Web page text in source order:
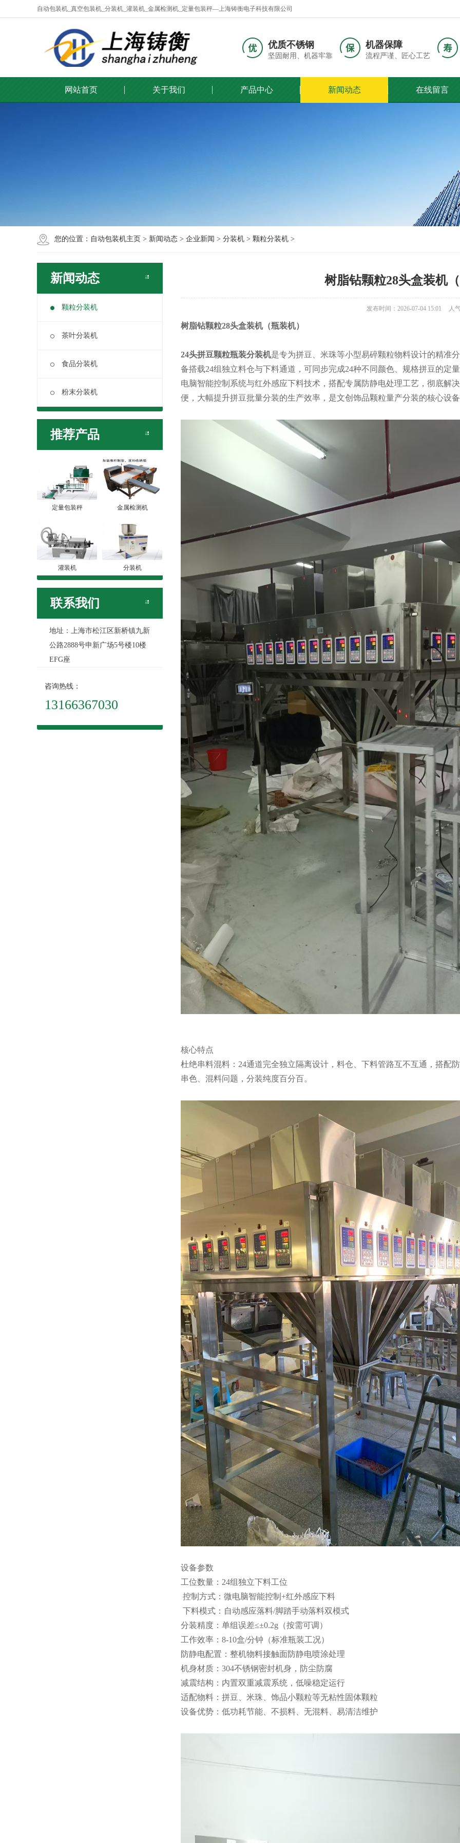
自动包装机_真空包装机_分装机_灌装机_金属检测机_定量包装秤—上海铸衡电子科技有限公司
优质不锈钢
坚固耐用、机器牢靠
机器保障
流程严谨、匠心工艺
网站首页 关于我们 产品中心 新闻动态 在线留言
您的位置： 自动包装机主页 > 新闻动态 > 企业新闻 > 分装机 > 颗粒分装机 >
新闻动态
颗粒分装机
茶叶分装机
食品分装机
粉末分装机
推荐产品
定量包装秤 金属检测机
灌装机 分装机
联系我们
地址：上海市松江区新桥镇九新
公路2888号申新广场5号楼10楼
EFG座
咨询热线：
13166367030
树脂钻颗粒28头盒装机
发布时间：2026-07-04 15:01 人
树脂钻颗粒28头盒装机（瓶装机）
24头拼豆颗粒瓶装分装机是专为拼豆、米珠等小型易碎颗粒物料设计的精准
备搭载24组独立料仓与下料通道，可同步完成24种不同颜色、规格拼豆的定
电脑智能控制系统与红外感应下料技术，搭配专属防静电处理工艺，彻底解
便，大幅提升拼豆批量分装的生产效率，是文创饰品颗粒量产分装的核心设
核心特点
杜绝串料混料：24通道完全独立隔离设计，料仓、下料管路互不互通，搭配
串色、混料问题，分装纯度百分百。
设备参数
工位数量：24组独立下料工位
控制方式：微电脑智能控制+红外感应下料
下料模式：自动感应落料/脚踏手动落料双模式
分装精度：单组误差≤±0.2g（按需可调）
工作效率：8-10盒/分钟（标准瓶装工况）
防静电配置：整机物料接触面防静电喷涂处理
机身材质：304不锈钢密封机身，防尘防腐
减震结构：内置双重减震系统，低噪稳定运行
适配物料：拼豆、米珠、饰品小颗粒等无粘性固体颗粒
设备优势：低功耗节能、不损料、无混料、易清洁维护